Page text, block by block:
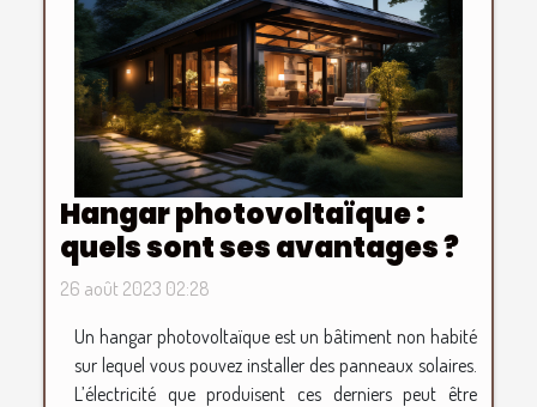
Hangar photovoltaïque :
quels sont ses avantages ?
26 août 2023 02:28
Un hangar photovoltaïque est un bâtiment non habité
sur lequel vous pouvez installer des panneaux solaires.
L’électricité que produisent ces derniers peut être